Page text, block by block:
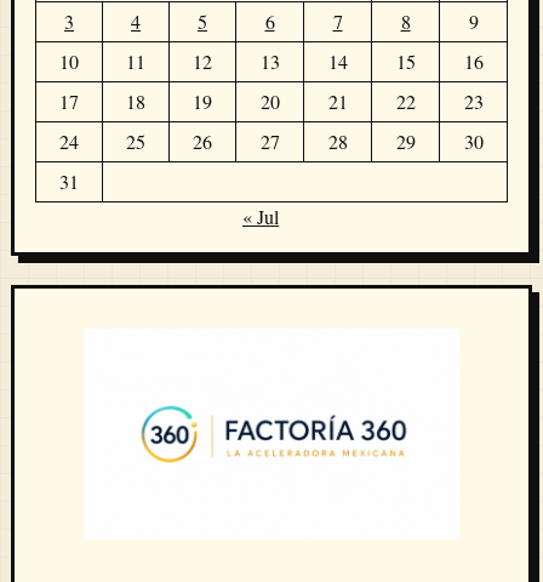
3
4 5 6 7 8
9
10
11 12 13 14 15
16
17
18 19 20 21 22
23
24
25 26 27 28 29
30
31
« Jul